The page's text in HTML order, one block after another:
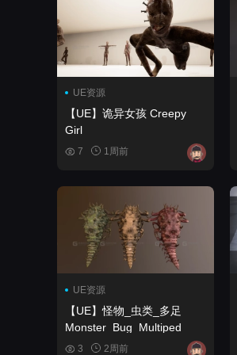
UE资源
【UE】诡异女孩 Creepy
Girl
7 1周前
UE资源
【UE】怪物_虫类_多足
Monster_Bug_Multiped
3 2周前